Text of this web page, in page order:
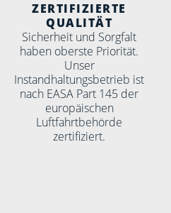
ZERTI­FIZIERTE
QUALITÄT
Sicherheit und Sorgfalt
haben oberste Priorität.
Unser
Instandhaltungsbetrieb ist
nach EASA Part 145 der
europäischen
Luftfahrtbehörde
zertifiziert.